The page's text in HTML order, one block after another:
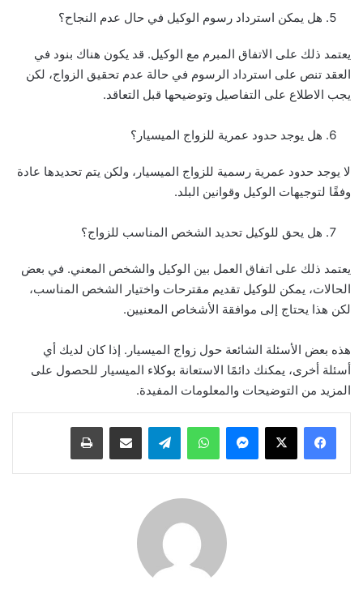
هل يمكن استرداد رسوم الوكيل في حال عدم النجاح؟
يعتمد ذلك على الاتفاق المبرم مع الوكيل. قد يكون هناك بنود في
العقد تنص على استرداد الرسوم في حالة عدم تحقيق الزواج، لكن
يجب الاطلاع على التفاصيل وتوضيحها قبل التعاقد.
هل يوجد حدود عمرية للزواج الميسيار؟
لا يوجد حدود عمرية رسمية للزواج الميسيار، ولكن يتم تحديدها عادة
وفقًا لتوجيهات الوكيل وقوانين البلد.
هل يحق للوكيل تحديد الشخص المناسب للزواج؟
يعتمد ذلك على اتفاق العمل بين الوكيل والشخص المعني. في بعض
الحالات، يمكن للوكيل تقديم مقترحات واختيار الشخص المناسب،
لكن هذا يحتاج إلى موافقة الأشخاص المعنيين.
هذه بعض الأسئلة الشائعة حول زواج الميسيار. إذا كان لديك أي
أسئلة أخرى، يمكنك دائمًا الاستعانة بوكلاء الميسيار للحصول على
المزيد من التوضيحات والمعلومات المفيدة.
ماسنجر واتساب تيلقرام مشاركة عبر البريد طباعة